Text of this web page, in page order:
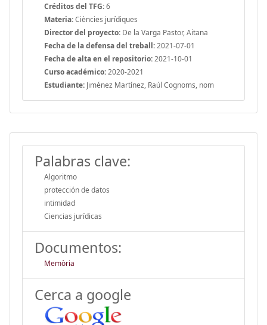
Créditos del TFG:6
Materia:Ciències jurídiques
Director del proyecto: De la Varga Pastor, Aitana
Fecha de la defensa del treball:2021-07-01
Fecha de alta en el repositorio:2021-10-01
Curso académico:2020-2021
Estudiante: Jiménez Martínez, Raúl Cognoms, nom
Palabras clave:
Algoritmo
protección de datos
intimidad
Ciencias jurídicas
Documentos:
Memòria
Cerca a google